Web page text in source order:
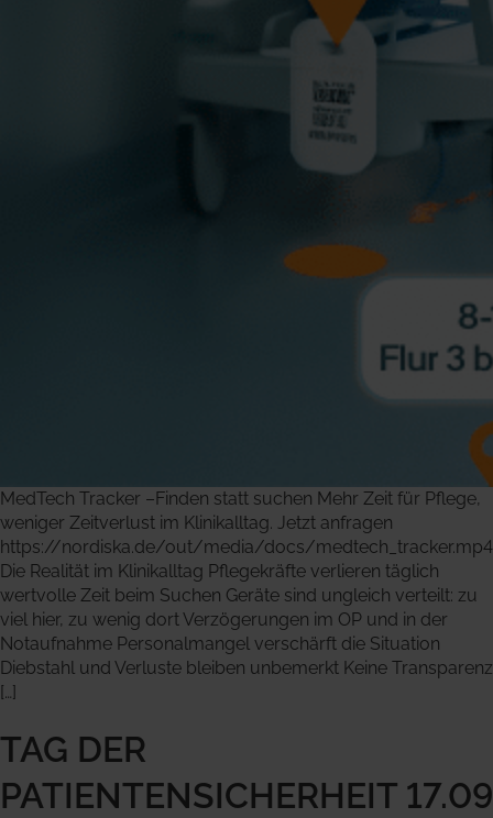
MedTech Tracker –Finden statt suchen Mehr Zeit für Pflege,
weniger Zeitverlust im Klinikalltag. Jetzt anfragen
https://nordiska.de/out/media/docs/medtech_tracker.mp4
Die Realität im Klinikalltag Pflegekräfte verlieren täglich
wertvolle Zeit beim Suchen Geräte sind ungleich verteilt: zu
viel hier, zu wenig dort Verzögerungen im OP und in der
Notaufnahme Personalmangel verschärft die Situation
Diebstahl und Verluste bleiben unbemerkt Keine Transparenz
[…]
TAG DER
PATIENTENSICHERHEIT 17.09